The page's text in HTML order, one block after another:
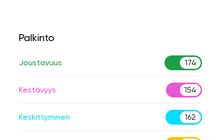
Palkinto
Joustavuus 174
Kestävyys 154
Keskittyminen 162